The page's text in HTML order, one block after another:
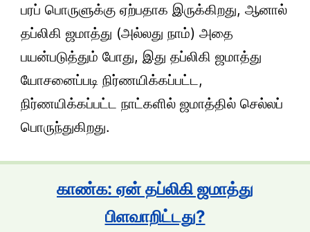
பரப் பொருளுக்கு ஏற்பதாக இருக்கிறது, ஆனால்
தப்லிகி ஜமாத்து (அல்லது நாம்) அதை
பயன்படுத்தும் போது, இது தப்லிகி ஜமாத்து
யோசனைப்படி நிர்ணயிக்கப்பட்ட,
நிர்ணயிக்கப்பட்ட நாட்களில் ஜமாத்தில் செல்லப்
பொருந்துகிறது.
காண்க: ஏன் தப்லிகி ஜமாத்து
பிளவாறிட்டது?